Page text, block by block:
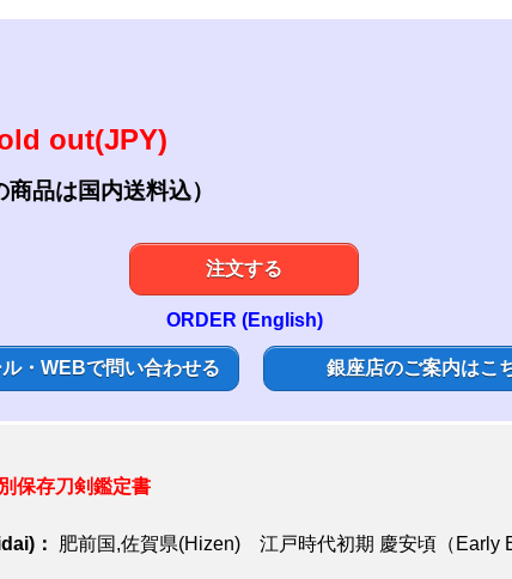
out(JPY)
品は国内送料込）
注文する
ORDER (English)
・WEBで問い合わせる 銀座店のご案内はこ
保存刀剣鑑定書
： 肥前国,佐賀県(Hizen) 江戸時代初期 慶安頃（Early